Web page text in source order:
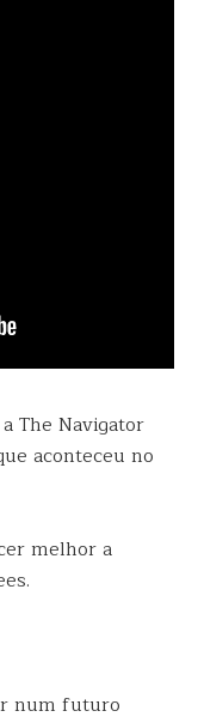
The Navigator
aconteceu no
melhor a
num futuro